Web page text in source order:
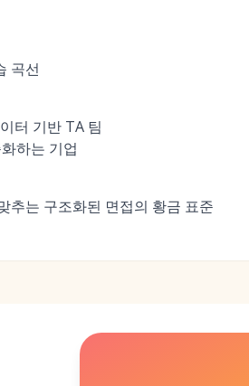
곡선
터 기반 TA 팀
하는 기업
추는 구조화된 면접의 황금 표준